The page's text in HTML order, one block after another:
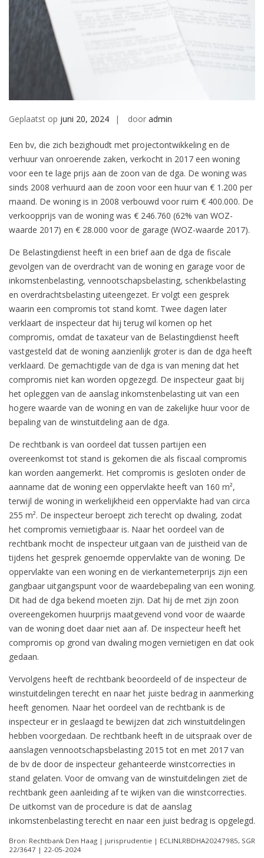
Geplaatst op juni 20, 2024 door admin
Een bv, die zich bezighoudt met projectontwikkeling en de
verhuur van onroerende zaken, verkocht in 2017 een woning
voor een te lage prijs aan de zoon van de dga. De woning was
sinds 2008 verhuurd aan de zoon voor een huur van € 1.200 per
maand. De woning is in 2008 verbouwd voor ruim € 400.000. De
verkoopprijs van de woning was € 246.760 (62% van WOZ-
waarde 2017) en € 28.000 voor de garage (WOZ-waarde 2017).
De Belastingdienst heeft in een brief aan de dga de fiscale
gevolgen van de overdracht van de woning en garage voor de
inkomstenbelasting, vennootschapsbelasting, schenkbelasting
en overdrachtsbelasting uiteengezet. Er volgt een gesprek
waarin een compromis tot stand komt. Twee dagen later
verklaart de inspecteur dat hij terug wil komen op het
compromis, omdat de taxateur van de Belastingdienst heeft
vastgesteld dat de woning aanzienlijk groter is dan de dga heeft
verklaard. De gemachtigde van de dga is van mening dat het
compromis niet kan worden opgezegd. De inspecteur gaat bij
het opleggen van de aanslag inkomstenbelasting uit van een
hogere waarde van de woning en van de zakelijke huur voor de
bepaling van de winstuitdeling aan de dga.
De rechtbank is van oordeel dat tussen partijen een
overeenkomst tot stand is gekomen die als fiscaal compromis
kan worden aangemerkt. Het compromis is gesloten onder de
aanname dat de woning een oppervlakte heeft van 160 m²,
terwijl de woning in werkelijkheid een oppervlakte had van circa
255 m². De inspecteur beroept zich terecht op dwaling, zodat
het compromis vernietigbaar is. Naar het oordeel van de
rechtbank mocht de inspecteur uitgaan van de juistheid van de
tijdens het gesprek genoemde oppervlakte van de woning. De
oppervlakte van een woning en de vierkantemeterprijs zijn een
gangbaar uitgangspunt voor de waardebepaling van een woning.
Dit had de dga bekend moeten zijn. Dat hij de met zijn zoon
overeengekomen huurprijs maatgevend vond voor de waarde
van de woning doet daar niet aan af. De inspecteur heeft het
compromis op grond van dwaling mogen vernietigen en dat ook
gedaan.
Vervolgens heeft de rechtbank beoordeeld of de inspecteur de
winstuitdelingen terecht en naar het juiste bedrag in aanmerking
heeft genomen. Naar het oordeel van de rechtbank is de
inspecteur er in geslaagd te bewijzen dat zich winstuitdelingen
hebben voorgedaan. De rechtbank heeft in de uitspraak over de
aanslagen vennootschapsbelasting 2015 tot en met 2017 van
de bv de door de inspecteur gehanteerde winstcorrecties in
stand gelaten. Voor de omvang van de winstuitdelingen ziet de
rechtbank geen aanleiding af te wijken van die winstcorrecties.
De uitkomst van de procedure is dat de aanslag
inkomstenbelasting terecht en naar een juist bedrag is opgelegd.
Bron: Rechtbank Den Haag | jurisprudentie | ECLINLRBDHA20247985, SGR
22/3647 | 22-05-2024